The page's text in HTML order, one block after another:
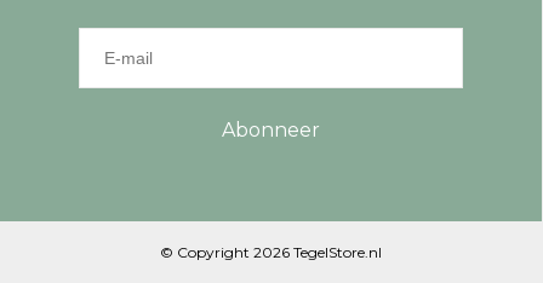
Abonneer
© Copyright 2026 TegelStore.nl